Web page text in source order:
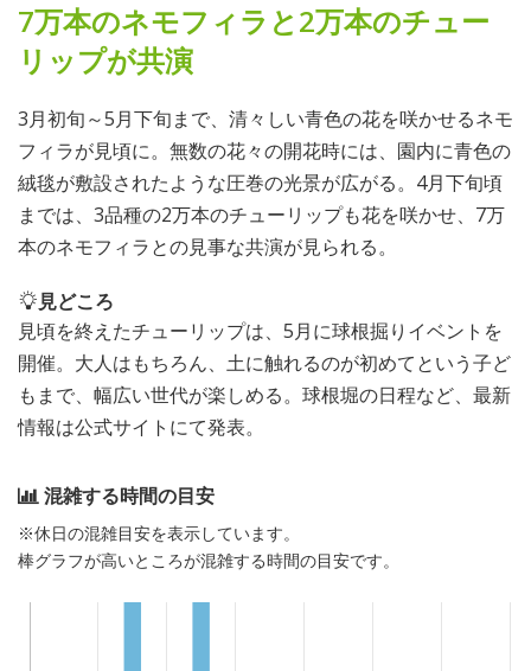
7万本のネモフィラと2万本のチュー
リップが共演
3月初旬～5月下旬まで、清々しい青色の花を咲かせるネモ
フィラが見頃に。無数の花々の開花時には、園内に青色の
絨毯が敷設されたような圧巻の光景が広がる。4月下旬頃
までは、3品種の2万本のチューリップも花を咲かせ、7万
本のネモフィラとの見事な共演が見られる。
見どころ
見頃を終えたチューリップは、5月に球根掘りイベントを
開催。大人はもちろん、土に触れるのが初めてという子ど
もまで、幅広い世代が楽しめる。球根堀の日程など、最新
情報は公式サイトにて発表。
混雑する時間の目安
※休日の混雑目安を表示しています。
棒グラフが高いところが混雑する時間の目安です。